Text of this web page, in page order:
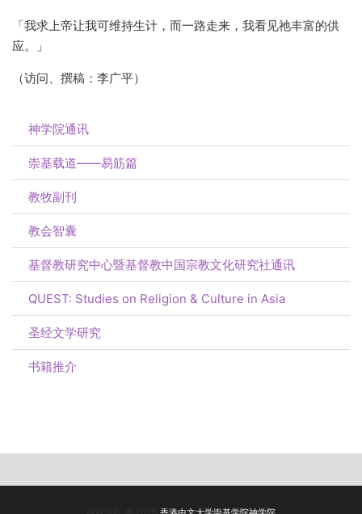
「我求上帝让我可维持生计，而一路走来，我看见祂丰富的供
应。」
（访问、撰稿：李广平）
神学院通讯
崇基载道——易筋篇
教牧副刊
教会智囊
基督教研究中心暨基督教中国宗教文化研究社通讯
QUEST: Studies on Religion & Culture in Asia
圣经文学研究
书籍推介